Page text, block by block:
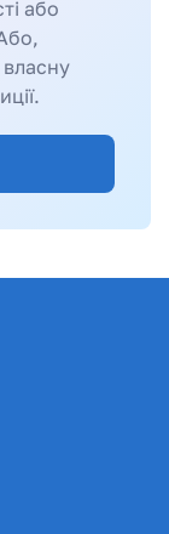
або